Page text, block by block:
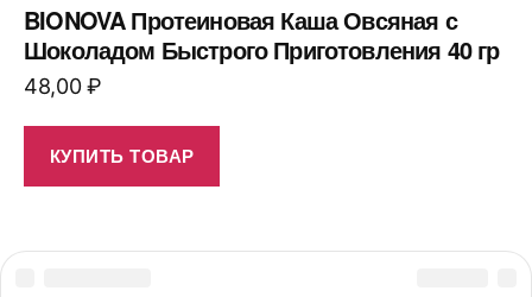
BIONOVA Протеиновая Каша Овсяная с
Шоколадом Быстрого Приготовления 40 гр
48,00₽
КУПИТЬ ТОВАР